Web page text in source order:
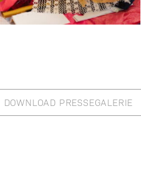
DOWNLOAD PRESSEGALERIE